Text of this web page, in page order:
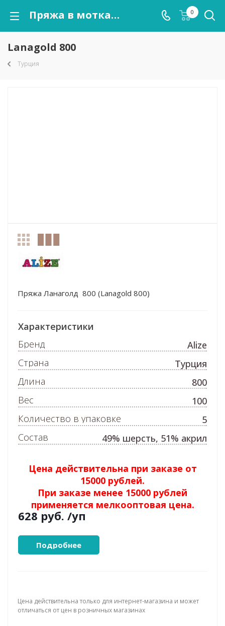
Пряжа в мотках Lanagold 800 оптом от kutnor.ru 0
Lanagold 800
Турция
Пряжа Ланаголд 800 (Lanagold 800)
Цена действительна при заказе от
15000 рублей.
При заказе менее 15000 рублей
применяется мелкооптовая цена.
628 руб. /уп
Подробнее
Характеристики
Бренд
Alize
Страна
Турция
Длина
800
Вес
100
Количество в упаковке
5
Состав
49% шерсть, 51% акрил
Цена действительна только для интернет-магазина и может
отличаться от цен в розничных магазинах